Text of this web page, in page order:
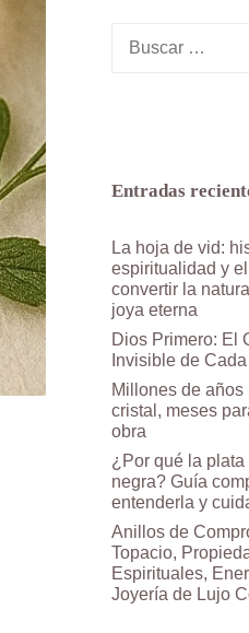
Entradas
La hoja de vid:
espiritualidad y
convertir la
joya eterna
Dios Primero: El
Invisible de
Millones de años
cristal, meses
obra
¿Por qué la plata
negra? Guía
entenderla y
Anillos de
Topacio,
Espirituales,
Joyería de Lujo